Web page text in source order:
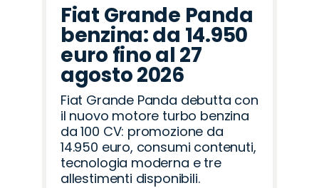
Fiat Grande Panda
benzina: da 14.950
euro fino al 27
agosto 2026
Fiat Grande Panda debutta con
il nuovo motore turbo benzina
da 100 CV: promozione da
14.950 euro, consumi contenuti,
tecnologia moderna e tre
allestimenti disponibili.